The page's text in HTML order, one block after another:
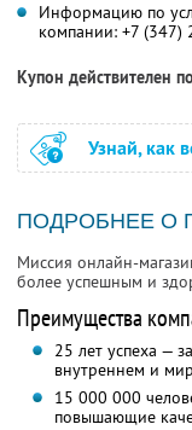
Информацию по
компании: +7 (347)
Купон действителен
Узнай, как
ПОДРОБНЕЕ О
Миссия онлайн-
более успешным и
Преимущества
25 лет успеха —
внутреннем и
15 000 000
повышающие